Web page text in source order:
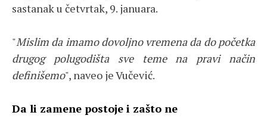
sastanak u četvrtak, 9. januara.
"Mislim da imamo dovoljno vremena da do početka
drugog polugodišta sve teme na pravi način
definišemo", naveo je Vučević.
Da li zamene postoje i zašto ne